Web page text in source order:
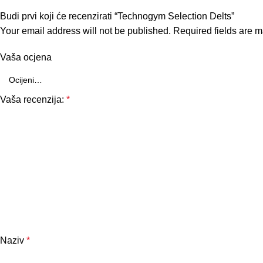
Budi prvi koji će recenzirati “Technogym Selection Delts”
Your email address will not be published. Required fields are
Vaša ocjena
Vaša recenzija: *
Naziv *